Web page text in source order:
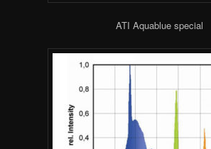
ATI Aquablue special